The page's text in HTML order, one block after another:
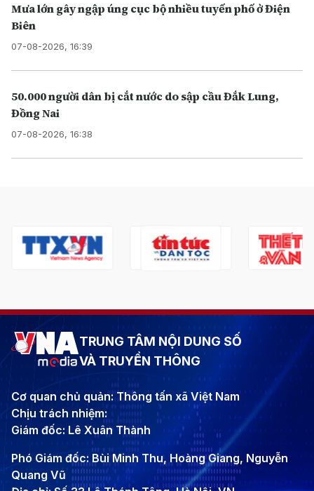
Mưa lớn gây ngập úng cục bộ nhiều tuyến phố ở Điện
Biên
07-08-2026, 16:39
50.000 người dân bị cắt nước do sập cầu Đắk Lung,
Đồng Nai
07-08-2026, 16:38
TRUNG TÂM NỘI DUNG SỐ
VÀ TRUYỀN THÔNG
Cơ quan chủ quản: Thông tấn xã Việt Nam
Chịu trách nhiệm:
Giám đốc: Lê Xuân Thành
Phó Giám đốc: Bùi Minh Thu, Hoàng Giang, Nguyễn
Quang Vũ